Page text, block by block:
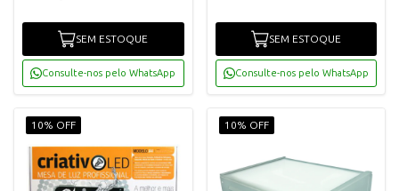
SEM ESTOQUE
Consulte-nos pelo WhatsApp
SEM ESTOQUE
Consulte-nos pelo WhatsApp
10% OFF 10% OFF